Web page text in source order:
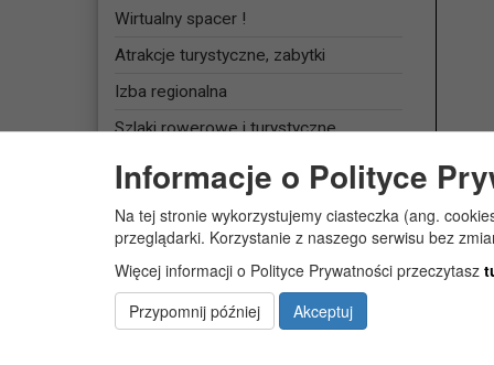
Wirtualny spacer !
Atrakcje turystyczne, zabytki
Izba regionalna
Szlaki rowerowe i turystyczne
Baza noclegowa
JEDNOSTKI
ORGANIZACYJNE
Żłobek Gminny „PUCHATEK”
Informacje o Polityce
Na tej stronie wykorzystujemy ciasteczka (ang.
przeglądarki. Korzystanie z naszego serwisu bez
Więcej informacji o Polityce Prywatności przeczytasz
Przypomnij później
Akceptuj